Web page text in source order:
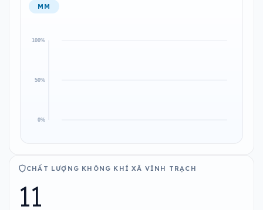
MM
CHẤT LƯỢNG KHÔNG KHÍ XÃ VĨNH TRẠCH
11